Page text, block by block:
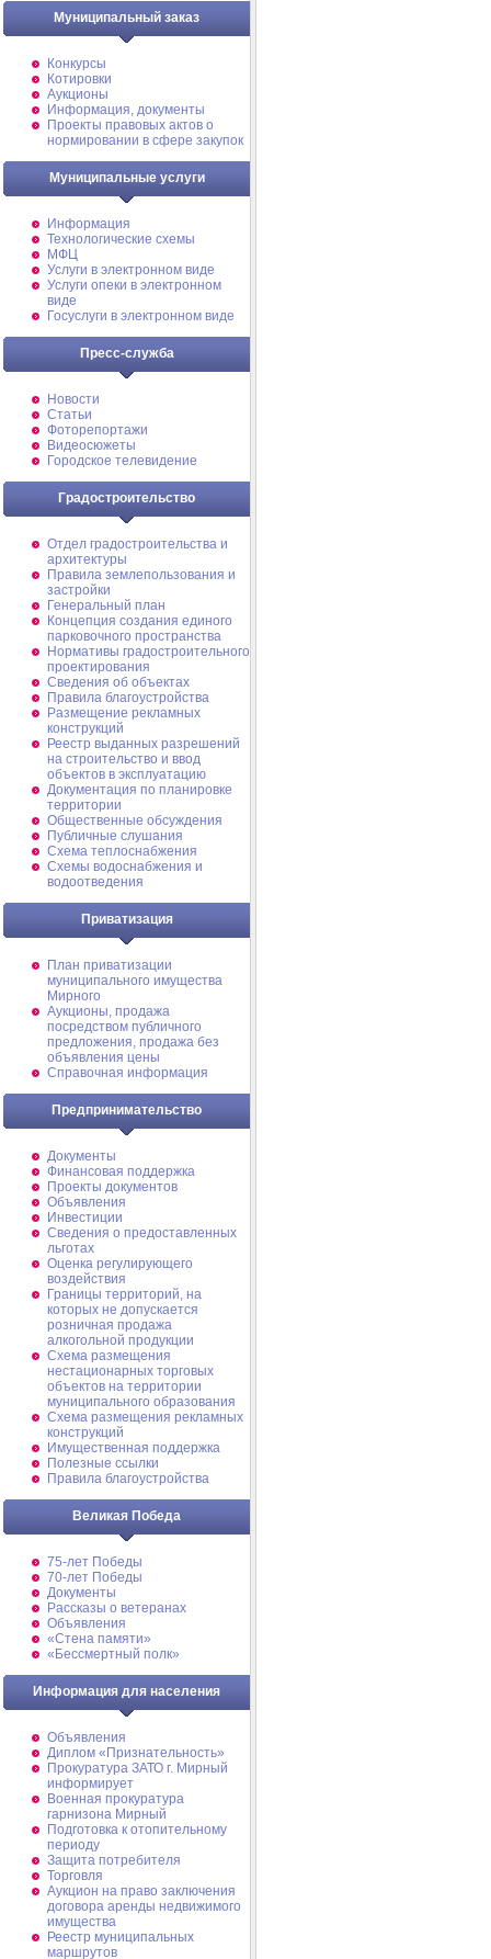
Муниципальный заказ
Конкурсы
Котировки
Аукционы
Информация, документы
Проекты правовых актов о
нормировании в сфере закупок
Муниципальные услуги
Информация
Технологические схемы
МФЦ
Услуги в электронном виде
Услуги опеки в электронном
виде
Госуслуги в электронном виде
Пресс-служба
Новости
Статьи
Фоторепортажи
Видеосюжеты
Городское телевидение
Градостроительство
Отдел градостроительства и
архитектуры
Правила землепользования и
застройки
Генеральный план
Концепция создания единого
парковочного пространства
Нормативы градостроительного
проектирования
Сведения об объектах
Правила благоустройства
Размещение рекламных
конструкций
Реестр выданных разрешений
на строительство и ввод
объектов в эксплуатацию
Документация по планировке
территории
Общественные обсуждения
Публичные слушания
Схема теплоснабжения
Схемы водоснабжения и
водоотведения
Приватизация
План приватизации
муниципального имущества
Мирного
Аукционы, продажа
посредством публичного
предложения, продажа без
объявления цены
Справочная информация
Предпринимательство
Документы
Финансовая поддержка
Проекты документов
Объявления
Инвестиции
Сведения о предоставленных
льготах
Оценка регулирующего
воздействия
Границы территорий, на
которых не допускается
розничная продажа
алкогольной продукции
Схема размещения
нестационарных торговых
объектов на территории
муниципального образования
Схема размещения рекламных
конструкций
Имущественная поддержка
Полезные ссылки
Правила благоустройства
Великая Победа
75-лет Победы
70-лет Победы
Документы
Рассказы о ветеранах
Объявления
«Стена памяти»
«Бессмертный полк»
Информация для населения
Объявления
Диплом «Признательность»
Прокуратура ЗАТО г. Мирный
информирует
Военная прокуратура
гарнизона Мирный
Подготовка к отопительному
периоду
Защита потребителя
Торговля
Аукцион на право заключения
договора аренды недвижимого
имущества
Реестр муниципальных
маршрутов